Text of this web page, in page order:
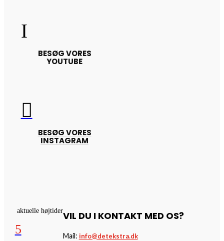
I
BESØG VORES
YOUTUBE

BESØG VORES
INSTAGRAM
aktuelle højtider
5
VIL DU I KONTAKT MED OS?
Mail: info@detekstra.dk